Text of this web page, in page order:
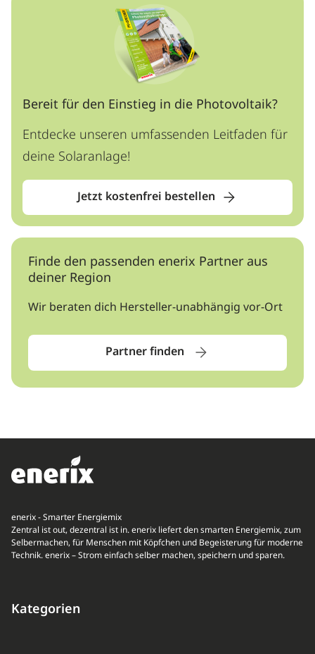
Bereit für den Einstieg in die Photovoltaik?
Entdecke unseren umfassenden Leitfaden für
deine Solaranlage!
Jetzt kostenfrei bestellen
Finde den passenden enerix Partner aus
deiner Region
Wir beraten dich Hersteller-unabhängig vor-Ort
Partner finden
enerix - Smarter Energiemix
Zentral ist out, dezentral ist in. enerix liefert den smarten Energiemix, zum
Selbermachen, für Menschen mit Köpfchen und Begeisterung für moderne
Technik. enerix – Strom einfach selber machen, speichern und sparen.
Kategorien